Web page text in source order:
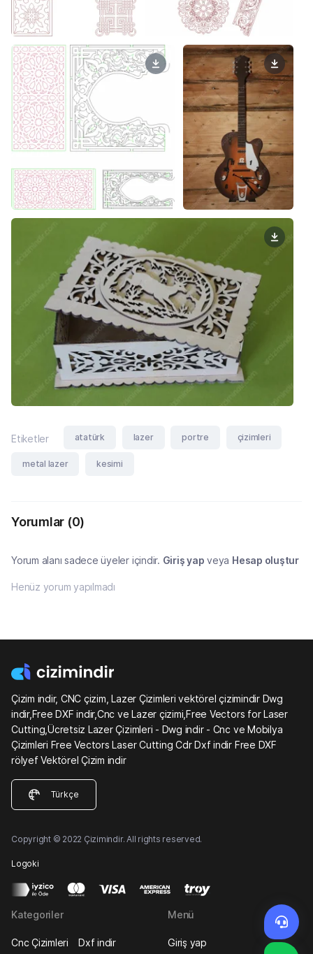
Etiketler atatürk lazer portre çizimleri
metal lazer kesimi
Yorumlar (0)
Yorum alanı sadece üyeler içindir. Giriş yap veya Hesap oluştur
Henüz yorum yapılmadı
Çizim indir, CNC çizim, Lazer Çizimleri vektörel çizimindir Dwg
indir,Free DXF indir,Cnc ve Lazer çizimi,Free Vectors for Laser
Cutting,Ücretsiz Lazer Çizimleri - Dwg indir - Cnc ve Mobilya
Çizimleri Free Vectors Laser Cutting Cdr Dxf indir Free DXF
rölyef Vektörel Çizim indir
Türkçe
Copyright © 2022 Çizimindir. All rights reserved.
Logoki
Kategoriler
Cnc Çizimleri Dxf indir
Menü
Giriş yap